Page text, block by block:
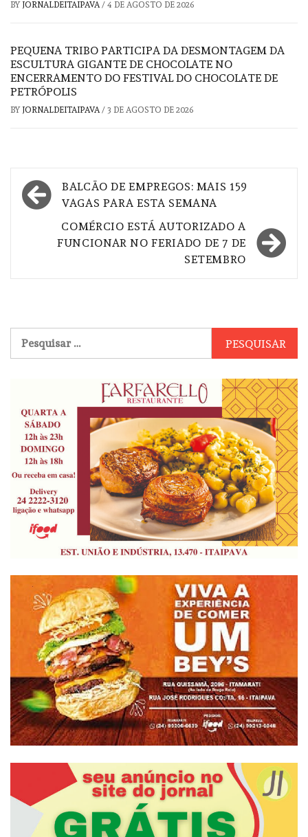
BY JORNALDEITAIPAVA/ 4 DE AGOSTO DE 2026
PEQUENA TRIBO PARTICIPA DA DESMONTAGEM DA
ESCULTURA GIGANTE DE CHOCOLATE NO
ENCERRAMENTO DO FESTIVAL DO CHOCOLATE DE
PETRÓPOLIS
BY JORNALDEITAIPAVA/ 3 DE AGOSTO DE 2026
Navegação
de
BALCÃO DE EMPREGOS: MAIS 159
VAGAS PARA ESTA SEMANA
COMÉRCIO ESTÁ AUTORIZADO A
FUNCIONAR NO FERIADO DE 7 DE
SETEMBRO
por: